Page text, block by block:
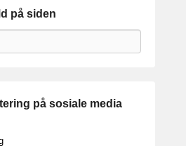
på siden
på sosiale media